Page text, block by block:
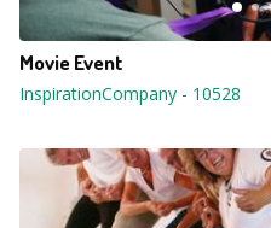
Movie Event
InspirationCompany - 10528